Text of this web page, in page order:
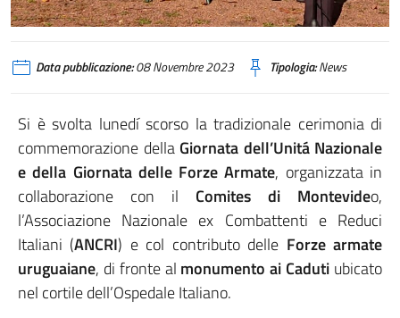
Data pubblicazione:08 Novembre 2023 Tipologia:News
Si è svolta lunedí scorso la tradizionale cerimonia di
commemorazione della Giornata dell’Unitá Nazionale
e della Giornata delle Forze Armate, organizzata in
collaborazione con il Comites di Montevideo,
l’Associazione Nazionale ex Combattenti e Reduci
Italiani (ANCRI) e col contributo delle Forze armate
uruguaiane, di fronte al monumento ai Caduti ubicato
nel cortile dell’Ospedale Italiano.